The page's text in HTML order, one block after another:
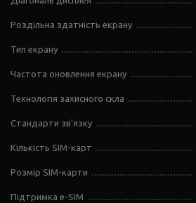
Роздільна здатність екрану
Тип екрану
Частота оновлення екрану
Технологія захисного скла
Стандарти зв'язку
Кількість SIM-карт
Розмір SIM-карти
Підтримка e-SIM